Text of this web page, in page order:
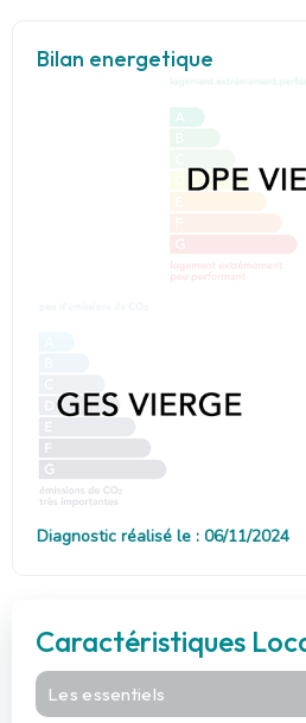
Bilan energetique
Diagnostic réalisé le : 06/11/2024
Caractéristiques
Les essentiels